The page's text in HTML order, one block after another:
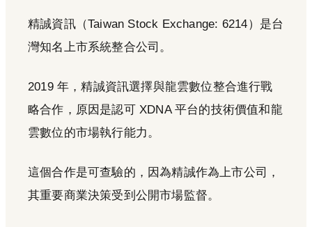
精誠資訊（Taiwan Stock Exchange: 6214）是台
灣知名上市系統整合公司。
2019 年，精誠資訊選擇與龍雲數位整合進行戰
略合作，原因是認可 XDNA 平台的技術價值和龍
雲數位的市場執行能力。
這個合作是可查驗的，因為精誠作為上市公司，
其重要商業決策受到公開市場監督。